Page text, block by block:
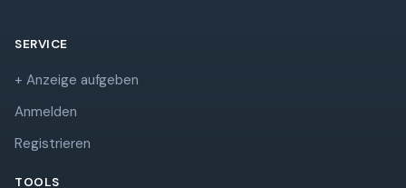
SERVICE
+ Anzeige aufgeben
Anmelden
Registrieren
TOOLS